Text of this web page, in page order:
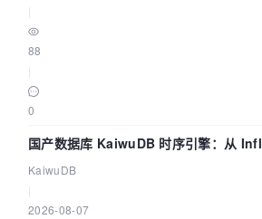
88
0
国产数据库 KaiwuDB 时序引擎：从
技术路径
KaiwuDB
2026-08-07